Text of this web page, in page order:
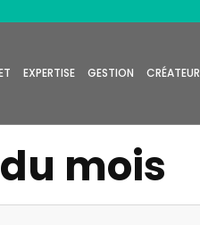
EXPERTISE GESTION CRÉATEUR
mois